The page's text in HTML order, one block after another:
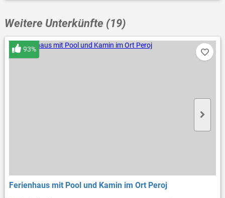
Weitere Unterkünfte (19)
Ferienhaus mit Pool und Kamin im Ort Peroj
93%